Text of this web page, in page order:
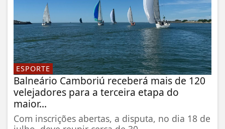
ESPORTE
Balneário Camboriú receberá mais de 120
velejadores para a terceira etapa do
maior...
Com inscrições abertas, a disputa, no dia 18 de